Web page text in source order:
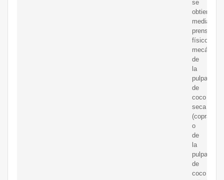
se
obtiene
mediante
prensado
físico
mecánico
de
la
pulpa
de
coco
seca
(copra)
o
de
la
pulpa
de
coco